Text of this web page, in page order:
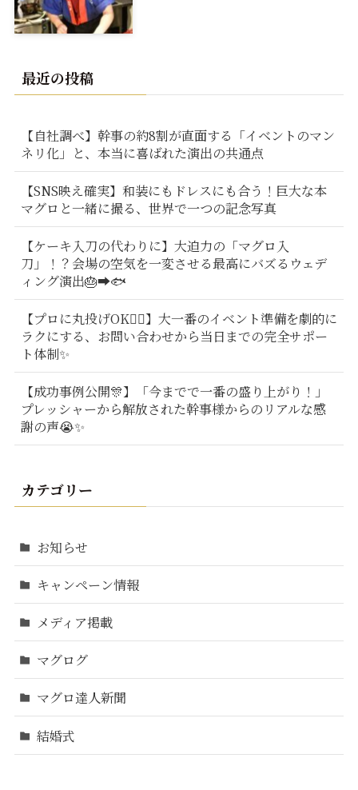
最近の投稿
【自社調べ】幹事の約8割が直面する「イベントのマン
ネリ化」と、本当に喜ばれた演出の共通点
【SNS映え確実】和装にもドレスにも合う！巨大な本
マグロと一緒に撮る、世界で一つの記念写真
【ケーキ入刀の代わりに】大迫力の「マグロ入
刀」！？会場の空気を一変させる最高にバズるウェデ
ィング演出🎂➡️🐟
【プロに丸投げOK🙆‍♂️】大一番のイベント準備を劇的に
ラクにする、お問い合わせから当日までの完全サポー
ト体制✨
【成功事例公開🎊】「今までで一番の盛り上がり！」
プレッシャーから解放された幹事様からのリアルな感
謝の声😭✨
カテゴリー
お知らせ
キャンペーン情報
メディア掲載
マグログ
マグロ達人新聞
結婚式